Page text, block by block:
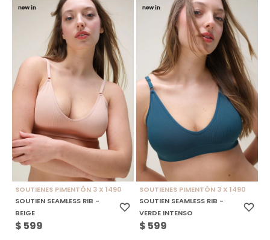
SOUTIENES PIMENTÓN 3 X 1490
SOUTIEN SEAMLESS RIB -
BEIGE
$ 599
SOUTIENES PIMENTÓN 3 X 1490
SOUTIEN SEAMLESS RIB -
VERDE INTENSO
$ 599